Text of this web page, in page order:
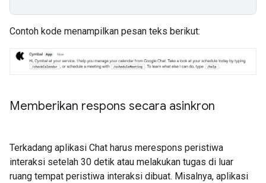
Contoh kode menampilkan pesan teks berikut:
Memberikan respons secara asinkron
Terkadang aplikasi Chat harus merespons peristiwa
interaksi setelah 30 detik atau melakukan tugas di luar
ruang tempat peristiwa interaksi dibuat. Misalnya, aplikasi